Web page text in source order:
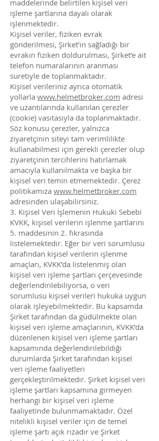
maddelerinde belirtilen kişisel veri
işleme şartlarına dayalı olarak
işlenmektedir.
Kişisel veriler, fiziken evrak
gönderilmesi, Şirket’in sağladığı bir
evrakın fiziken doldurulması, Şirket’e ait
telefon numaralarının aranması
suretiyle de toplanmaktadır.
Kişisel verileriniz ayrıca otomatik
yollarla www.helmetbroker.com adresi
ve uzantılarında kullanılan çerezler
(cookie) vasıtasıyla da toplanmaktadır.
Söz konusu çerezler, yalnızca
ziyaretçinin siteyi tam verimlilikte
kullanabilmesi için gerekli çerezler olup
ziyaretçinin tercihlerini hatırlamak
amacıyla kullanılmakta ve başka bir
kişisel veri temin etmemektedir. Çerez
politikamıza www.helmetbroker.com
adresinden ulaşabilirsiniz.
3. Kişisel Veri İşlemenin Hukuki Sebebi
KVKK, kişisel verilerin işlenme şartlarını
5. maddesinin 2. fıkrasında
listelemektedir. Eğer bir veri sorumlusu
tarafından kişisel verilerin işlenme
amaçları, KVKK’da listelenmiş olan
kişisel veri işleme şartları çerçevesinde
değerlendirilebiliyorsa, o veri
sorumlusu kişisel verileri hukuka uygun
olarak işleyebilmektedir. Bu kapsamda
Şirket tarafından da güdülmekte olan
kişisel veri işleme amaçlarının, KVKK’da
düzenlenen kişisel veri işleme şartları
kapsamında değerlendirilebildiği
durumlarda Şirket tarafından kişisel
veri işleme faaliyetleri
gerçekleştirilmektedir. Şirket kişisel veri
işleme şartları kapsamına girmeyen
herhangi bir kişisel veri işleme
faaliyetinde bulunmamaktadır. Özel
nitelikli kişisel veriler için de temel
işleme şartı açık rızadır ve Şirket